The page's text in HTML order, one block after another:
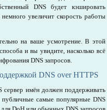
DNS будет кэшировать
увеличит скорость работы
на ваше усмотрение. В этой
и вы увидите, насколько всё
DNS запросов.
DNS over HTTPS
сервер имён должен поддерживать
самые популярные DNS